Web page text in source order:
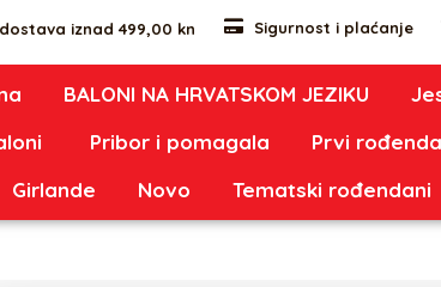
iznad 499,00 kn Sigurnost i plaćanje
BALONI NA HRVATSKOM JEZIKU
Pribor i pomagala Prvi
Girlande
Novo Tematski rođendani